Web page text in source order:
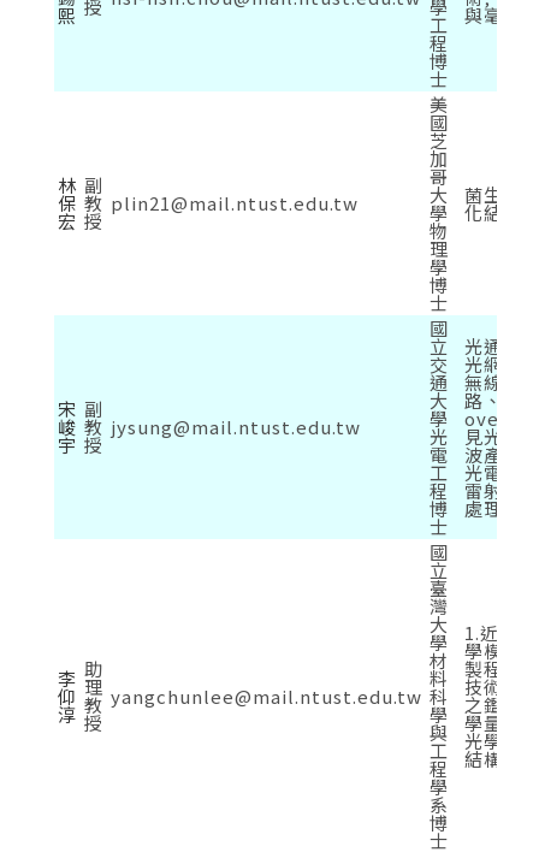
熙 授 學
工
程
博
士
與毫米
林
保
宏
副
教
授
plin21@mail.ntust.edu.tw
美
國
芝
加
哥
大
學
物
理
學
博
士
菌生過
化結晶
宋
峻
宇
副
教
授
jysung@mail.ntust.edu.tw
國
立
交
通
大
學
光
電
工
程
博
士
光通訊
光網路
無線整
路、
over-
見光通
波產生
光電元
雷射、
處理
李
仰
淳
助
理
教
授
yangchunlee@mail.ntust.edu.tw
國
立
臺
灣
大
學
材
料
科
學
與
工
程
學
系
博
士
1.近場
學模擬
製程與
技術,3.
之鑑定,
學量測
光學薄
結構